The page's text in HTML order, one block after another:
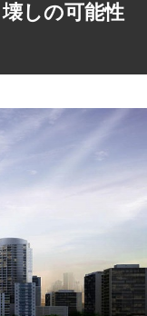
しの可能性